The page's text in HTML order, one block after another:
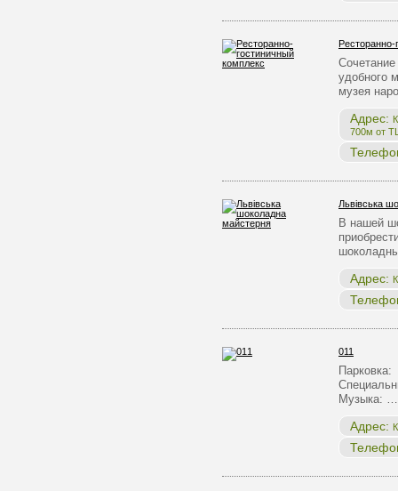
удобного
музея
Адрес:
700м от
Львівська
В нашей
Адрес:
011
Музыка: …
Адрес: